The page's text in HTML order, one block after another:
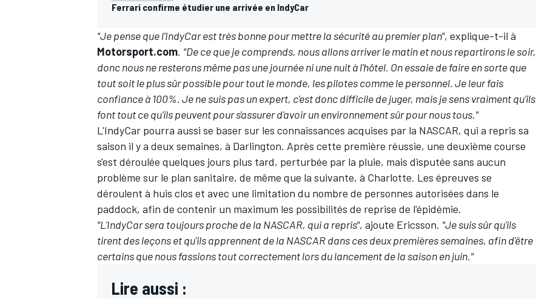
Ferrari confirme étudier une arrivée en IndyCar
"Je pense que l'IndyCar est très bonne pour mettre la sécurité au premier plan", explique-t-il à
Motorsport.com. "De ce que je comprends, nous allons arriver le matin et nous repartirons le soir,
donc nous ne resterons même pas une journée ni une nuit à l'hôtel. On essaie de faire en sorte que
tout soit le plus sûr possible pour tout le monde, les pilotes comme le personnel. Je leur fais
confiance à 100%. Je ne suis pas un expert, c'est donc difficile de juger, mais je sens vraiment qu'ils
font tout ce qu'ils peuvent pour s'assurer d'avoir un environnement sûr pour nous tous."
L'IndyCar pourra aussi se baser sur les connaissances acquises par la NASCAR, qui a repris sa
saison il y a deux semaines, à Darlington. Après cette première réussie, une deuxième course
s'est déroulée quelques jours plus tard, perturbée par la pluie, mais disputée sans aucun
problème sur le plan sanitaire, de même que la suivante, à Charlotte. Les épreuves se
déroulent à huis clos et avec une limitation du nombre de personnes autorisées dans le
paddock, afin de contenir un maximum les possibilités de reprise de l'épidémie.
"L'IndyCar sera toujours proche de la NASCAR, qui a repris", ajoute Ericsson. "Je suis sûr qu'ils
tirent des leçons et qu'ils apprennent de la NASCAR dans ces deux premières semaines, afin d'être
certains que nous fassions tout correctement lors du lancement de la saison en juin."
Lire aussi :